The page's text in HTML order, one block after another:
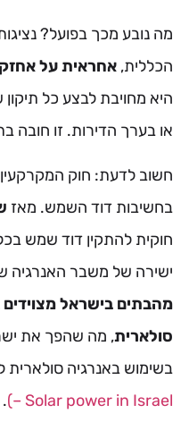
מה נובע מכך בפועל?
הכללית, אחראית על
היא מחויבת לבצע כל תיקון
או בערך הדירות. זו
חשוב לדעת: חוק המקרקעין
בחשיבות דוד השמש. מאז
חוקית להתקין דוד שמש
ישירה של משבר האנרגיה
מהבתים בישראל
סולארית, מה שהפך את
בשימוש באנרגיה סולארית
– Solar power in Israel)